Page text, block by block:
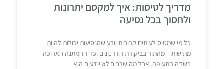
מדריך לטיסות: איך למקסם יתרונות
ולחסוך בכל נסיעה
כל מי שמטיס לעיתים קרובות יודע שהנסיעות יכולות להיות
מתישות – מהתור בביקורת הדרכונים ועד ההמתנה הארוכה
בשדה התעופה. אבל מה שרבים לא יודעים הוא